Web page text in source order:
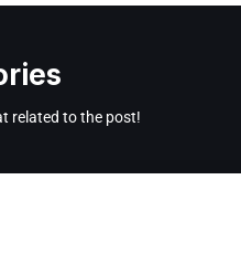
related to the post!